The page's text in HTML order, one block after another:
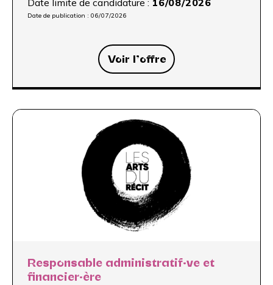
Date de publication : 06/07/2026
Voir l’offre
Responsable administratif·ve et
financier·ère